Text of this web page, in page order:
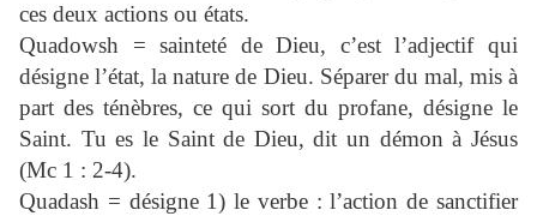
ces deux actions ou états.
Quadowsh = sainteté de Dieu, c’est l’adjectif qui
désigne l’état, la nature de Dieu. Séparer du mal, mis à
part des ténèbres, ce qui sort du profane, désigne le
Saint. Tu es le Saint de Dieu, dit un démon à Jésus
(Mc 1 : 2-4).
Quadash = désigne 1) le verbe : l’action de sanctifier